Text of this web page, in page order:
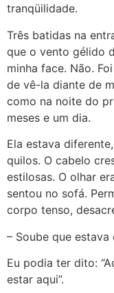
tranqüilidade.
Três batidas na
que o vento gélido
minha face. Não.
de vê-la diante de
como na noite do
meses e um dia.
Ela estava
quilos. O cabelo
estilosas. O olhar
sentou no sofá.
corpo tenso,
– Soube que estava
Eu podia ter dito:
estar aqui”.